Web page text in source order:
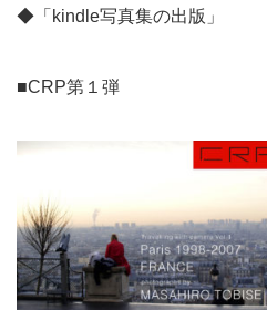
◆「kindle写真集の出版」
■CRP第１弾